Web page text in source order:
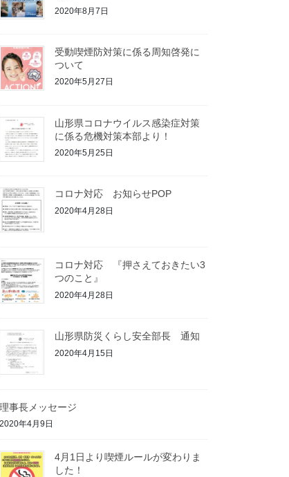
2020年8月7日
受動喫煙防対策に係る周知啓発に
ついて
2020年5月27日
山形県コロナウイルス感染症対策
に係る危機対策本部より！
2020年5月25日
コロナ対応 お知らせPOP
2020年4月28日
コロナ対応 『押さえておきたい3
つのこと』
2020年4月28日
山形県防災くらし安全部長 通知
2020年4月15日
理事長メッセージ
2020年4月9日
4月1日より喫煙ルールが変わりま
した！